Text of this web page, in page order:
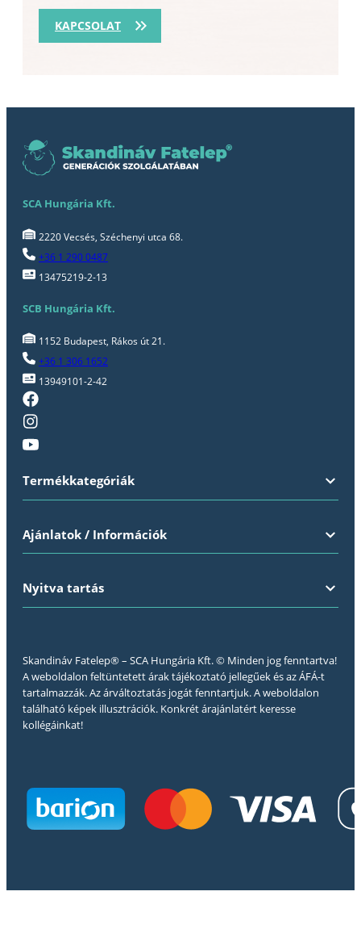
KAPCSOLAT
SCA Hungária Kft.
2220 Vecsés, Széchenyi utca 68.
+36 1 290 0487
13475219-2-13
SCB Hungária Kft.
1152 Budapest, Rákos út 21.
+36 1 306 1652
13949101-2-42
Termékkategóriák
Ajánlatok / Információk
Nyitva tartás
Skandináv Fatelep® – SCA Hungária Kft. © Minden jog fenntartva!
A weboldalon feltüntetett árak tájékoztató jellegűek és az ÁFÁ-t
tartalmazzák. Az árváltoztatás jogát fenntartjuk. A weboldalon
található képek illusztrációk. Konkrét árajánlatért keresse
kollégáinkat!